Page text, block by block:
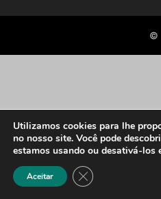
©
Utilizamos cookies para lhe
no nosso site. Você pode
estamos usando ou desativá-los
Aceitar Close GDPR